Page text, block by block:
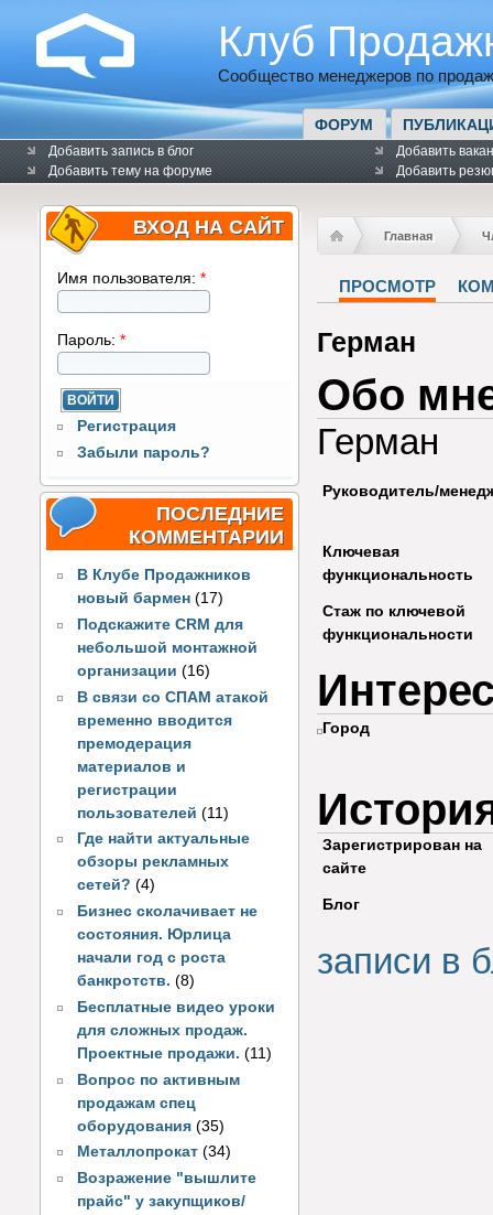
Клуб
Сообщество менеджеров по
ФОРУМ
Добавить запись в блог
Добавить тему на форуме
Добавить
Добавить
ВХОД НА САЙТ
Имя пользователя: *
Пароль: *
Регистрация
Забыли пароль?
ПОСЛЕДНИЕ
КОММЕНТАРИИ
В Клубе Продажников
новый бармен (17)
Подскажите CRM для
небольшой монтажной
организации (16)
В связи со СПАМ атакой
временно вводится
премодерация
материалов и
регистрации
пользователей(11)
Где найти актуальные
обзоры рекламных
сетей? (4)
Бизнес сколачивает не
состояния. Юрлица
начали год с роста
банкротств. (8)
Бесплатные видео уроки
для сложных продаж.
Проектные продажи. (11)
Вопрос по активным
продажам спец
оборудования (35)
Металлопрокат (34)
Возражение "вышлите
прайс" у закупщиков/
Главная
ПРОСМОТР
Герман
Обо
Герман
Руководитель/
Ключевая
функциональность
Стаж по ключевой
функциональности
Город
Зарегистрирован на
сайте
Блог
записи в